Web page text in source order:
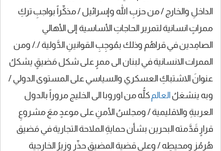
الداخلِ والخارج / من حزبِ الله وإسرائيل / مذكِّراً بواجبِ تركِ
ممراتٍ انسانية لتمرير الحاجاتِ الأساسية إلى الأهالي
الصامِدين في قراهُم وذلك بمُوجِبِ القوانينِ الدَّولية /./ ومن
الممرات الانسانية في لبنان الى ممرٍ على شكل مَضيقٍ يشكلُ
عنوانَ الاشتباكِ العسكري والسياسي على المستوى الدولي /
وبه ينشغلُ العالم كلُّه من اوروبا الى الخليج مروراً بالدول
العربيةِ والاقليمية / ومجلسُ الأمنِ على موعدٍ معَ مشروعِ
قرارٍ قَدَّمته البحرين بشأن حمايةِ الملاحة التجارية في مَضيق
هُرمُز ومحيطِه / وعلى قضية المضيق حذّر وزيرُ الخارجية